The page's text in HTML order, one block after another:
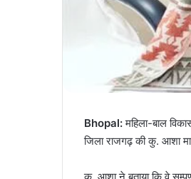
Bhopal:महिला-बाल
जिला राजगढ़ की कु. आशा